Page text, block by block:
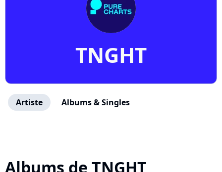
TNGHT
Artiste Albums & Singles
Albums de TNGHT